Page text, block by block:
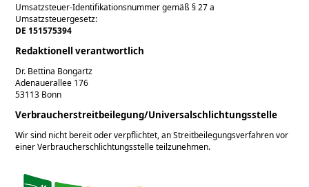
Umsatzsteuer-Identifikationsnummer gemäß § 27 a
Umsatzsteuergesetz:
DE 151575394
Redaktionell verantwortlich
Dr. Bettina Bongartz
Adenauerallee 176
53113 Bonn
Verbraucher­streit­beilegung/Universal­schlichtungs­stelle
Wir sind nicht bereit oder verpflichtet, an Streitbeilegungsverfahren vor
einer Verbraucherschlichtungsstelle teilzunehmen.